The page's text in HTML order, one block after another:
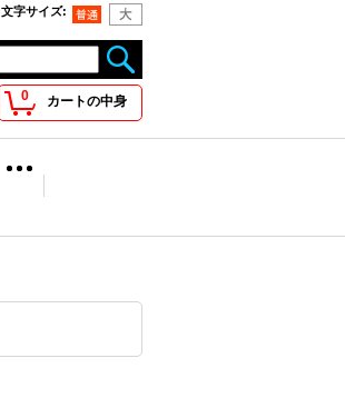
文字サイズ:
0 カートの中身